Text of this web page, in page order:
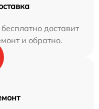
доставит
и обратно.